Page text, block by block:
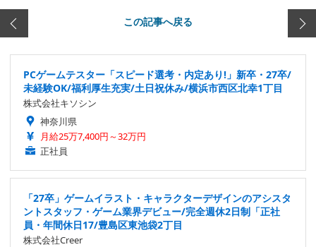
この記事へ戻る
PCゲームテスター「スピード選考・内定あり!」新卒・27卒/
未経験OK/福利厚生充実/土日祝休み/横浜市西区北幸1丁目
株式会社キソシン
神奈川県
月給25万7,400円～32万円
正社員
「27卒」ゲームイラスト・キャラクターデザインのアシスタ
ントスタッフ・ゲーム業界デビュー/完全週休2日制「正社
員・年間休日17/豊島区東池袋2丁目
株式会社Creer